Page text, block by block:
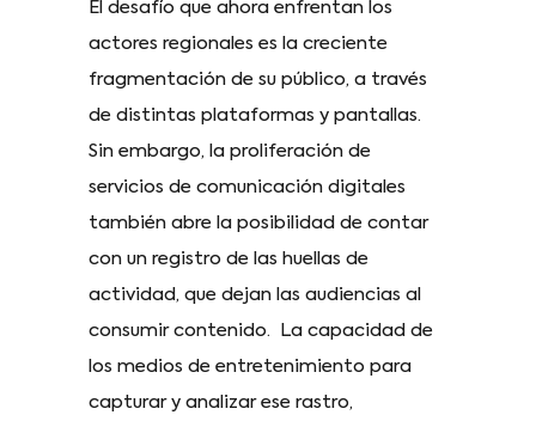
El desafío que ahora enfrentan los
actores regionales es la creciente
fragmentación de su público, a través
de distintas plataformas y pantallas.
Sin embargo, la proliferación de
servicios de comunicación digitales
también abre la posibilidad de contar
con un registro de las huellas de
actividad, que dejan las audiencias al
consumir contenido. La capacidad de
los medios de entretenimiento para
capturar y analizar ese rastro,